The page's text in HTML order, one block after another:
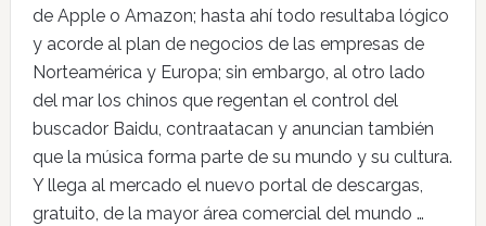
de Apple o Amazon; hasta ahí todo resultaba lógico
y acorde al plan de negocios de las empresas de
Norteamérica y Europa; sin embargo, al otro lado
del mar los chinos que regentan el control del
buscador Baidu, contraatacan y anuncian también
que la música forma parte de su mundo y su cultura.
Y llega al mercado el nuevo portal de descargas,
gratuito, de la mayor área comercial del mundo …